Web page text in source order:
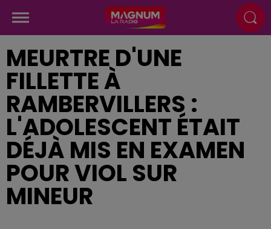
MEURTRE D'UNE
FILLETTE À
RAMBERVILLERS :
L'ADOLESCENT ÉTAIT
DÉJÀ MIS EN EXAMEN
POUR VIOL SUR
MINEUR